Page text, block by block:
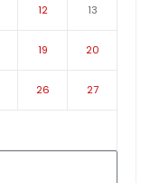
12 13
19 20
26 27